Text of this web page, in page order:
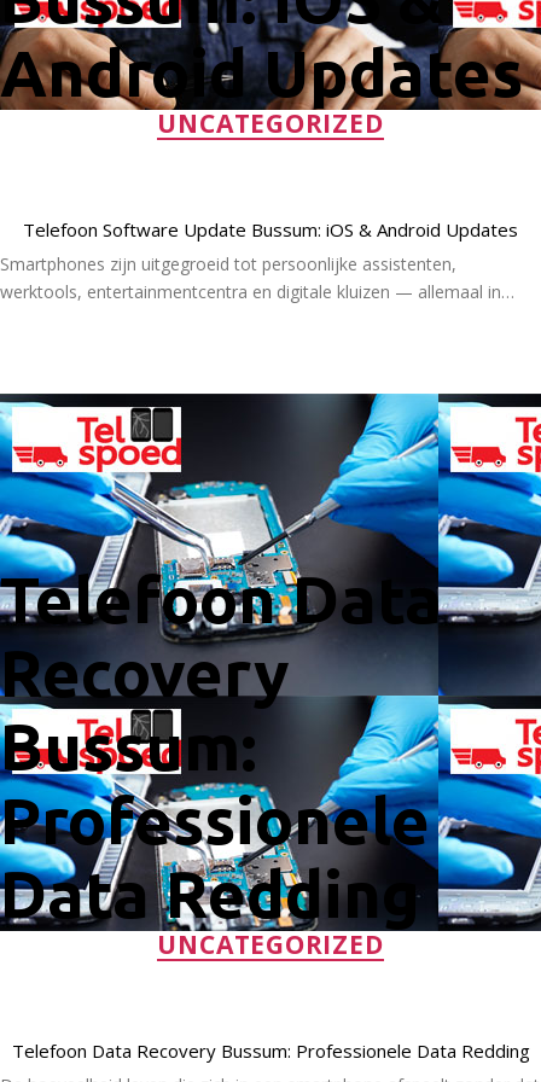
Android Updates
Categorieën
UNCATEGORIZED
Telefoon Software Update Bussum: iOS & Android Updates
Smartphones zijn uitgegroeid tot persoonlijke assistenten,
werktools, entertainmentcentra en digitale kluizen — allemaal in…
Telefoon Data
Recovery
Bussum:
Professionele
Data Redding
Categorieën
UNCATEGORIZED
Telefoon Data Recovery Bussum: Professionele Data Redding